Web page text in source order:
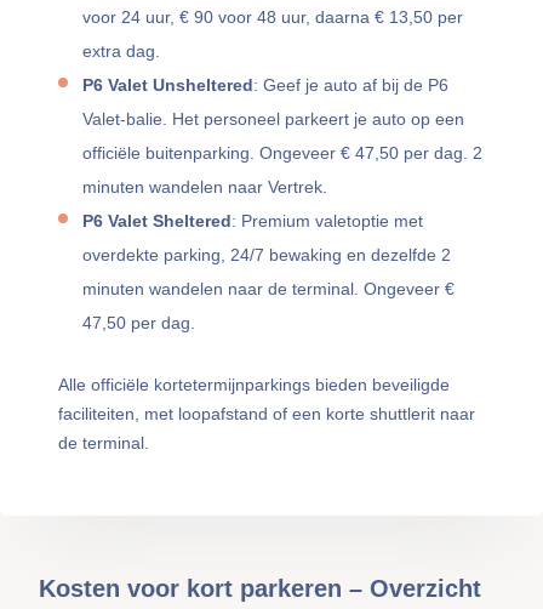
voor 24 uur, € 90 voor 48 uur, daarna € 13,50 per
extra dag.
P6 Valet Unsheltered: Geef je auto af bij de P6
Valet-balie. Het personeel parkeert je auto op een
officiële buitenparking. Ongeveer € 47,50 per dag. 2
minuten wandelen naar Vertrek.
P6 Valet Sheltered: Premium valetoptie met
overdekte parking, 24/7 bewaking en dezelfde 2
minuten wandelen naar de terminal. Ongeveer €
47,50 per dag.
Alle officiële kortetermijnparkings bieden beveiligde
faciliteiten, met loopafstand of een korte shuttlerit naar
de terminal.
Kosten voor kort parkeren – Overzicht